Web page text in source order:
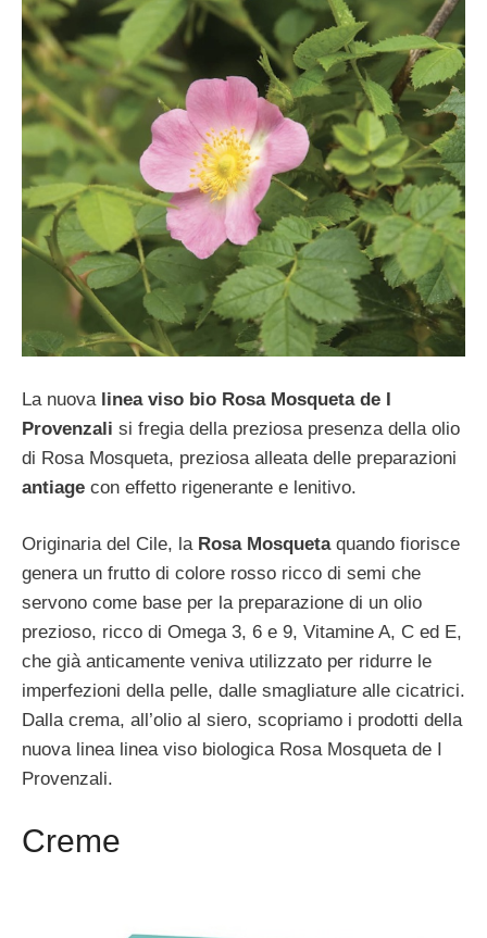
La nuova linea viso bio Rosa Mosqueta de I
Provenzali si fregia della preziosa presenza della olio
di Rosa Mosqueta, preziosa alleata delle preparazioni
antiage con effetto rigenerante e lenitivo.
Originaria del Cile, la Rosa Mosquetaquando fiorisce
genera un frutto di colore rosso ricco di semi che
servono come base per la preparazione di un olio
prezioso, ricco di Omega 3, 6 e 9, Vitamine A, C ed E,
che già anticamente veniva utilizzato per ridurre le
imperfezioni della pelle, dalle smagliature alle cicatrici.
Dalla crema, all’olio al siero, scopriamo i prodotti della
nuova linea linea viso biologica Rosa Mosqueta de I
Provenzali.
Creme